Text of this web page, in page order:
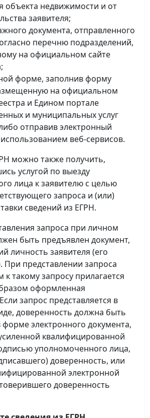
объекта недвижимости и от
заявителя;
документа, отправленного
перечню подразделений,
на официальном сайте
форме, заполнив форму
на официальном
и Едином портале
и муниципальных услуг
отправив электронный
веб-сервисов.
можно также получить,
услугой по выезду
лица к заявителю с целью
запроса и (или)
сведений из ЕГРН.
запроса при личном
быть предъявлен документ,
личность заявителя (его
При представлении запроса
к такому запросу прилагается
оформленная
запрос представляется в
доверенность должна быть
форме электронного документа,
квалифицированной
уполномоченного лица,
доверенность, или
электронной
доверенность